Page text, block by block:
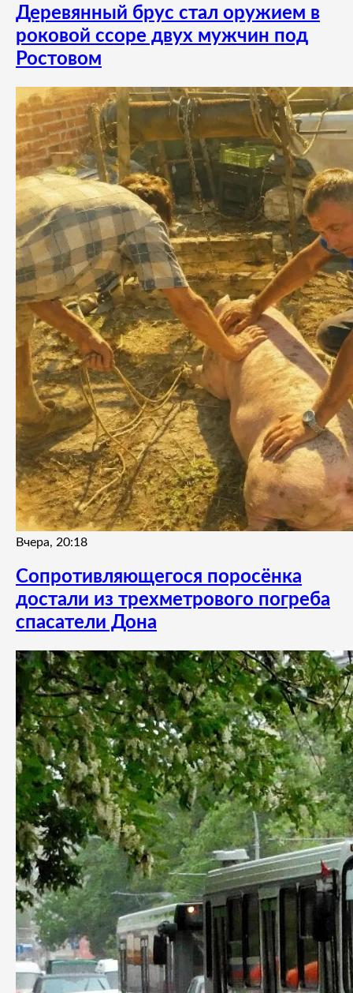
Деревянный брус стал оружием в
роковой ссоре двух мужчин под
Ростовом
Вчера, 20:18
Сопротивляющегося поросёнка
достали из трехметрового погреба
спасатели Дона